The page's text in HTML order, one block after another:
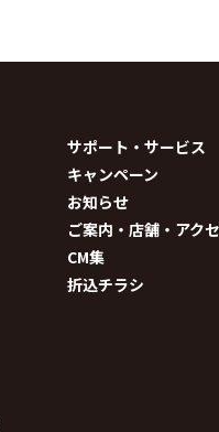
サポート・サービス
キャンペーン
お知らせ
ご案内・店舗・アク
CM集
折込チラシ